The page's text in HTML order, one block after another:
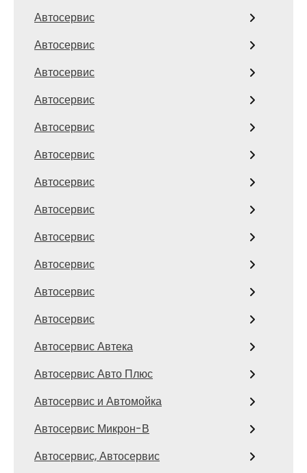
Автосервис
Автосервис
Автосервис
Автосервис
Автосервис
Автосервис
Автосервис
Автосервис
Автосервис
Автосервис
Автосервис
Автосервис
Автосервис Автека
Автосервис Авто Плюс
Автосервис и Автомойка
Автосервис Микрон-В
Автосервис, Автосервис